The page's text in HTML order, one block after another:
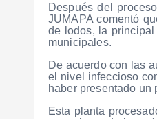
Después del
JUMAPA comentó
de lodos, la
municipales.
De acuerdo con las
el nivel infeccioso
haber presentado un
Esta planta